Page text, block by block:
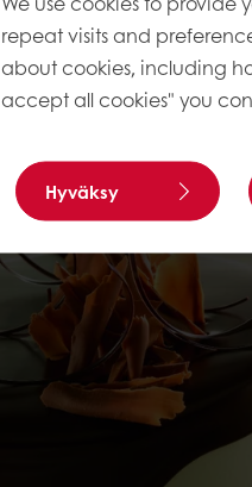
repeat visits and
about cookies, including
accept all cookies" you
Hyväksy